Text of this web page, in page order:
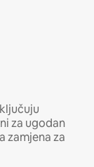
za ugodan
zamjena za